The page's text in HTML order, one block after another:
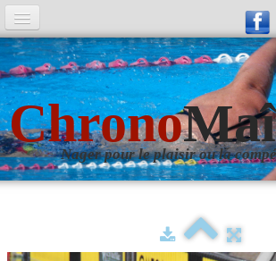
A la Une
Entrainements
La revue
Les numéros
Chrono
Nager pour le plaisir ou la